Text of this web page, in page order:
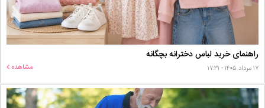
راهنمای خرید لباس دخترانه بچگانه
۱۷ مرداد ۱۴۰۵ - ۱۷:۳۱ مشاهده